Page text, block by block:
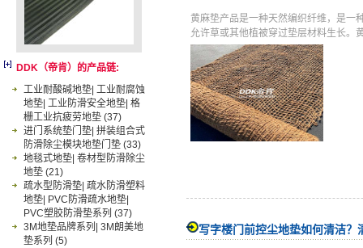
DDK（帝肯）的产品链:
工业耐酸碱地垫| 工业耐腐蚀
地垫| 工业防滑安全地垫| 格
栅工业抗疲劳地垫 (37)
进门系统垫门垫| 拼装组合式
防滑除尘模块地垫门垫 (33)
地毯式地垫| 卷材型防滑除尘
地垫 (21)
疏水型防滑垫| 疏水防滑塑料
地垫| PVC防滑疏水地垫|
PVC塑胶防滑垫系列 (37)
3M地垫品牌系列| 3M朗美地
垫系列 (5)
黄麻垫产品是一种天然编织纤维，是一
允许草或其他植被穿过垫层材料生长。
写字楼门前控尘地垫如何清洁